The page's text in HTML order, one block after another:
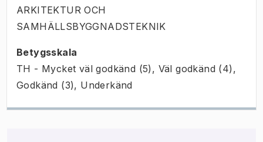
ARKITEKTUR OCH
SAMHÄLLSBYGGNADSTEKNIK
Betygsskala
TH - Mycket väl godkänd (5), Väl godkänd (4),
Godkänd (3), Underkänd